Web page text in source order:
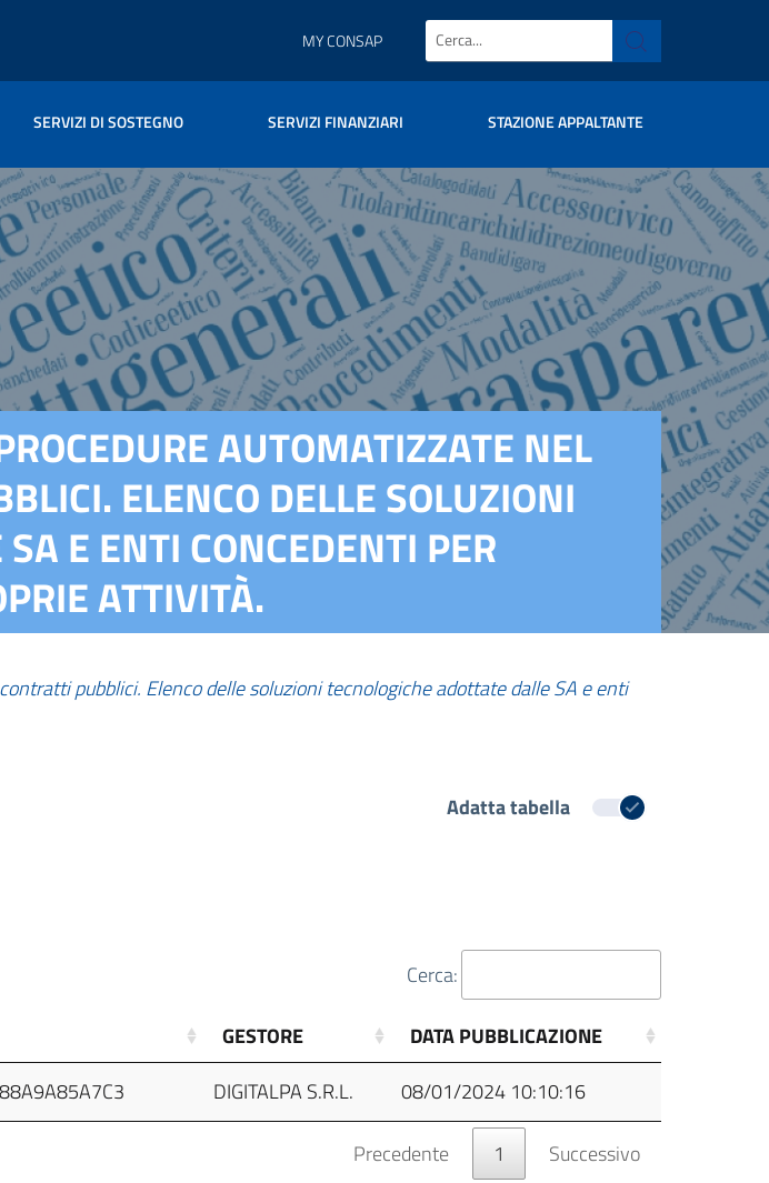
MY CONSAP
SERVIZI DI SOSTEGNO SERVIZI FINANZIARI STAZIONE APPALTANTE
AUTOMATIZZATE NEL
ELENCO DELLE SOLUZIONI
E ENTI CONCEDENTI PER
ATTIVITÀ.
pubblici. Elenco delle soluzioni tecnologiche adottate dalle SA e enti
Adatta tabella
Cerca:
GESTORE
DATA PUBBLICAZIONE
DIGITALPA S.R.L. 08/01/2024 10:10:16
Precedente 1 Successivo